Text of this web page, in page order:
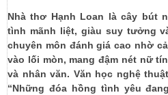
Nhà thơ Hạnh Loan là cây bút
tình mãnh liệt, giàu suy tưởng
chuyên môn đánh giá cao nhờ
vào lối mòn, mang đậm nét nữ
và nhân văn. Văn học nghệ
“Những đóa hồng tình yêu